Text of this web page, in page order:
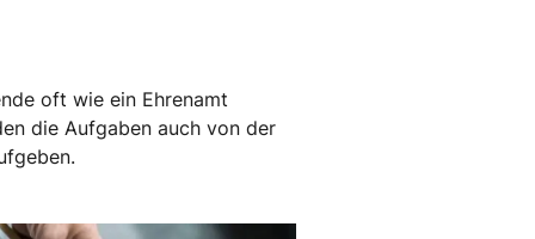
oft wie ein Ehrenamt
die Aufgaben auch von der